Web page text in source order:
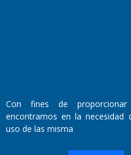
Santa Rosa, La Pampa.
Con fines de
encontramos en la necesidad
uso de las misma